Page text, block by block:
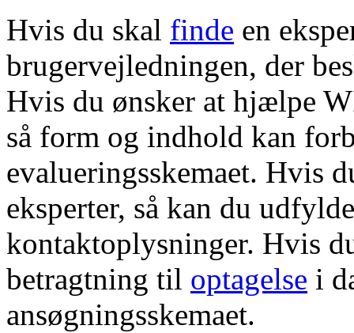
Hvis du skal finde en
brugervejledningen, der
Hvis du ønsker at hjælpe
så form og indhold kan
evalueringsskemaet. Hvis
eksperter, så kan du
kontaktoplysninger. Hvis
betragtning til optagelse i
ansøgningsskemaet.